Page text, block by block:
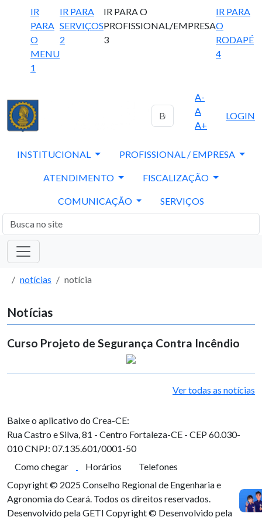
IR
PARA
O
MENU
1
IR PARA
SERVIÇOS
2
IR PARA O
PROFISSIONAL/EMPRESA
3
IR PARA
O
RODAPÉ
4
A-
A
A+
LOGIN
INSTITUCIONAL PROFISSIONAL / EMPRESA
ATENDIMENTO FISCALIZAÇÃO
COMUNICAÇÃO SERVIÇOS
notícias notícia
Notícias
Curso Projeto de Segurança Contra Incêndio
Ver todas as notícias
Baixe o aplicativo do Crea-CE:
Rua Castro e Silva, 81 - Centro Fortaleza-CE - CEP 60.030-
010CNPJ: 07.135.601/0001-50
Como chegar
Horários
Telefones
Copyright © 2025 Conselho Regional de Engenharia e
Agronomia do Ceará. Todos os direitos reservados.
Desenvolvido pela GETI Copyright © Desenvolvido pela